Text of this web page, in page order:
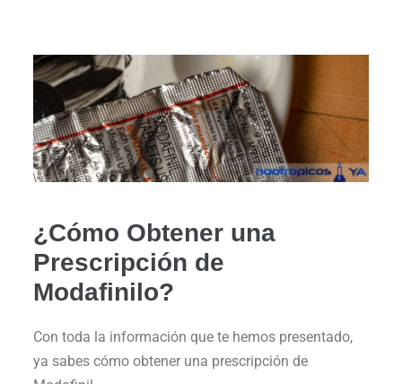
¿Cómo Obtener una
Prescripción de
Modafinilo?
Con toda la información que te hemos presentado,
ya sabes cómo obtener una prescripción de